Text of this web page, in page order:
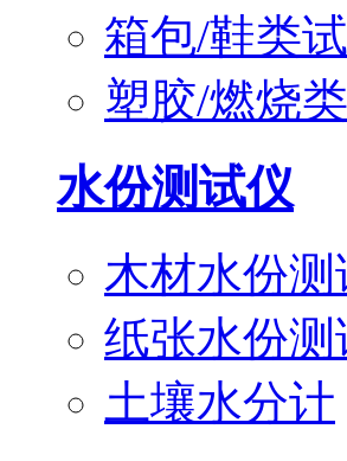
箱包/鞋类
塑胶/燃烧
水份测试仪
木材水份测
纸张水份测
土壤水分计